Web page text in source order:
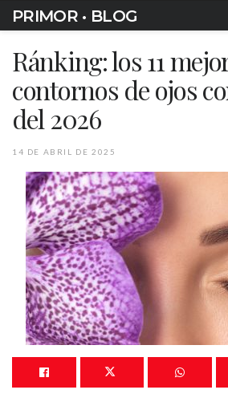
PRIMOR • BLOG
Ránking: los 11
contornos de ojos
del 2026
14 DE ABRIL DE 2025